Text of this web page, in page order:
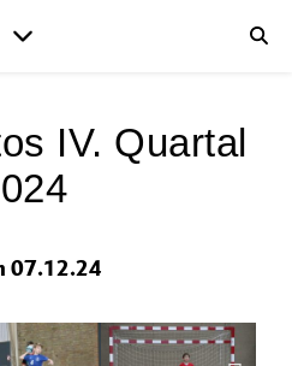
IV. Quartal
07.12.24